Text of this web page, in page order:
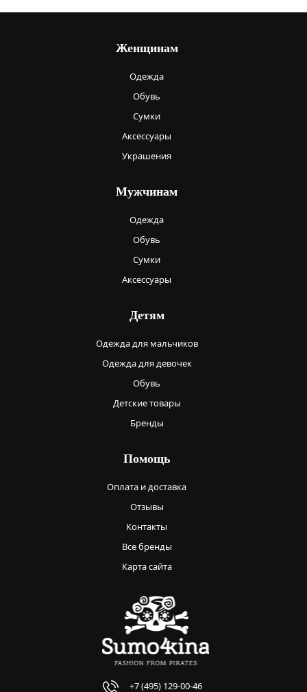
Женщинам
Одежда
Обувь
Сумки
Аксессуары
Украшения
Мужчинам
Одежда
Обувь
Сумки
Аксессуары
Детям
Одежда для мальчиков
Одежда для девочек
Обувь
Детские товары
Бренды
Помощь
Оплата и доставка
Отзывы
Контакты
Все бренды
Карта сайта
+7 (495) 129-00-46